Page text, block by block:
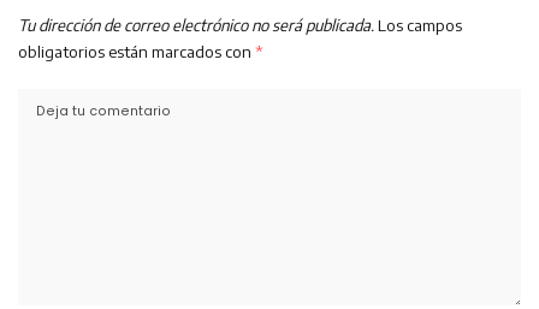
Tu dirección de correo electrónico no será publicada. Los campos
obligatorios están marcados con *